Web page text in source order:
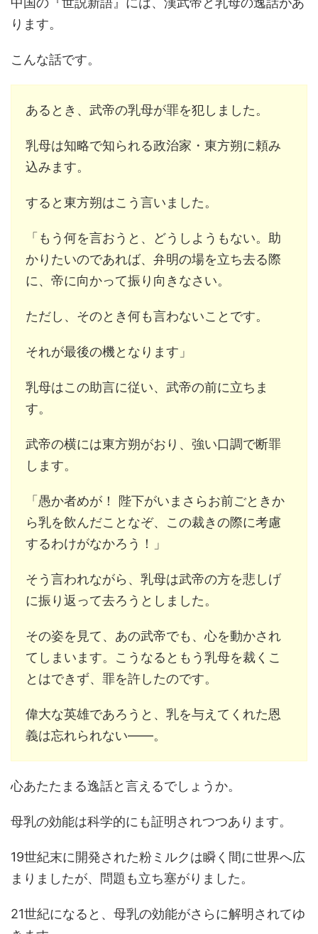
ります。
こんな話です。
あるとき、武帝の乳母が罪を犯しました。
乳母は知略で知られる政治家・東方朔に頼み
込みます。
すると東方朔はこう言いました。
「もう何を言おうと、どうしようもない。助
かりたいのであれば、弁明の場を立ち去る際
に、帝に向かって振り向きなさい。
ただし、そのとき何も言わないことです。
それが最後の機となります」
乳母はこの助言に従い、武帝の前に立ちま
す。
武帝の横には東方朔がおり、強い口調で断罪
します。
「愚か者めが！ 陛下がいまさらお前ごときか
ら乳を飲んだことなぞ、この裁きの際に考慮
するわけがなかろう！」
そう言われながら、乳母は武帝の方を悲しげ
に振り返って去ろうとしました。
その姿を見て、あの武帝でも、心を動かされ
てしまいます。こうなるともう乳母を裁くこ
とはできず、罪を許したのです。
偉大な英雄であろうと、乳を与えてくれた恩
義は忘れられない――。
心あたたまる逸話と言えるでしょうか。
母乳の効能は科学的にも証明されつつあります。
19世紀末に開発された粉ミルクは瞬く間に世界へ広
まりましたが、問題も立ち塞がりました。
21世紀になると、母乳の効能がさらに解明されてゆ